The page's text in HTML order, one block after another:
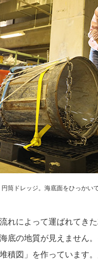
円筒ドレッジ。海底面をひっかい
によって運ばれてき
底の地質が見えません
積図」を作っています